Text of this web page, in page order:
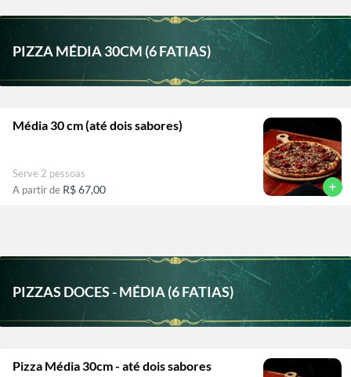
PIZZA MÉDIA 30CM (6 FATIAS)
Média 30 cm (até dois sabores)
Serve 2 pessoas
A partir de R$ 67,00 add
PIZZAS DOCES - MÉDIA (6 FATIAS)
Pizza Média 30cm - até dois sabores